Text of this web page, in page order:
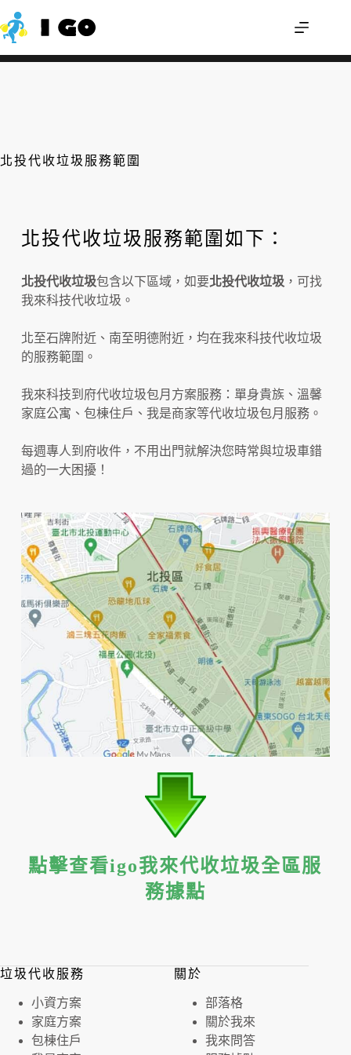
我來幫您
舊雨衣可以回收嗎？輕便雨衣怎麼丟才不
北投代收垃圾服務範圍
北投代收垃圾服務範圍如下：
北投代收垃圾包含以下區域，如要北投代收垃圾，可找
我來科技代收垃圾。
北至石牌附近、南至明德附近，均在我來科技代收垃圾
的服務範圍。
我來科技到府代收垃圾包月方案服務：單身貴族、溫馨
家庭公寓、包棟住戶、我是商家等代收垃圾包月服務。
每週專人到府收件，不用出門就解決您時常與垃圾車錯
過的一大困擾！
點擊查看igo我來代收垃圾全區服
務據點
垃圾代收服務
⼩資⽅案
家庭⽅案
包棟住戶
關於
部落格
關於我來
我來問答